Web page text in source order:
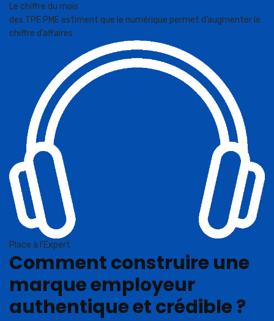
Le chiffre du mois
des TPE PME estiment que le numérique permet d’augmenter le
chiffre d’affaires
Place à l'Expert
Comment construire une
marque employeur
authentique et crédible ?